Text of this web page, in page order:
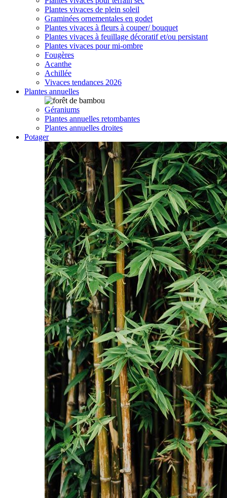
Plantes vivaces de plein soleil
Graminées ornementales en godet
Plantes vivaces à fleurs à couper/ bouquet
Plantes vivaces à feuillage décoratif et/ou persistant
Plantes vivaces pour mi-ombre
Fougères
Acanthe
Achillée
Vivaces tendances 2026
Plantes annuelles
Géraniums
Plantes annuelles retombantes
Plantes annuelles droites
Potager